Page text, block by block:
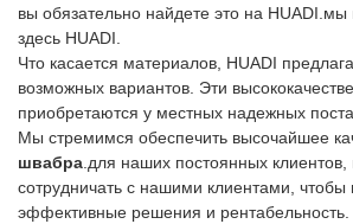
вы обязательно найдете это на HUADI.мы
здесь HUADI.
Что касается материалов, HUADI
возможных вариантов. Эти
приобретаются у местных надежных
Мы стремимся обеспечить высочайшее
швабра.для наших постоянных
сотрудничать с нашими клиентами, чтобы
эффективные решения и рентабельность.